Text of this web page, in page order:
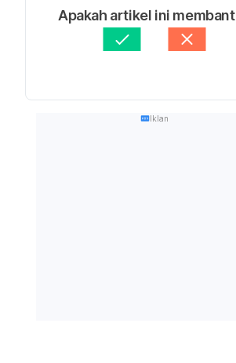
Apakah artikel ini
Iklan